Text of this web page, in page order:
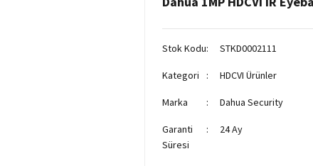
Stok Kodu STKD0002111
Kategori HDCVI Ürünler
Marka Dahua Security
Garanti
Süresi
24 Ay